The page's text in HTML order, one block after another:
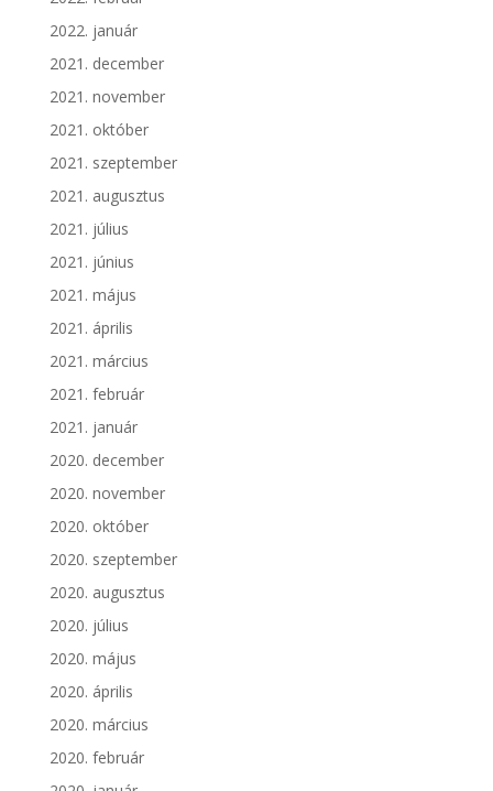
2022. január
2021. december
2021. november
2021. október
2021. szeptember
2021. augusztus
2021. július
2021. június
2021. május
2021. április
2021. március
2021. február
2021. január
2020. december
2020. november
2020. október
2020. szeptember
2020. augusztus
2020. július
2020. május
2020. április
2020. március
2020. február